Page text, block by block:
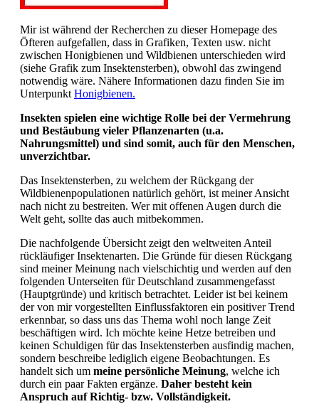
Mir ist während der Recherchen zu dieser Homepage des
Öfteren aufgefallen, dass in Grafiken, Texten usw. nicht
zwischen Honigbienen und Wildbienen unterschieden wird
(siehe Grafik zum Insektensterben), obwohl das zwingend
notwendig wäre. Nähere Informationen dazu finden Sie im
Unterpunkt Honigbienen.
Insekten spielen eine wichtige Rolle bei der Vermehrung
und Bestäubung vieler Pflanzenarten (u.a.
Nahrungsmittel) und sind somit, auch für den Menschen,
unverzichtbar.
Das Insektensterben, zu welchem der Rückgang der
Wildbienenpopulationen natürlich gehört, ist meiner Ansicht
nach nicht zu bestreiten. Wer mit offenen Augen durch die
Welt geht, sollte das auch mitbekommen.
Die nachfolgende Übersicht zeigt den weltweiten Anteil
rückläufiger Insektenarten. Die Gründe für diesen Rückgang
sind meiner Meinung nach vielschichtig und werden auf den
folgenden Unterseiten für Deutschland zusammengefasst
(Hauptgründe) und kritisch betrachtet. Leider ist bei keinem
der von mir vorgestellten Einflussfaktoren ein positiver Trend
erkennbar, so dass uns das Thema wohl noch lange Zeit
beschäftigen wird. Ich möchte keine Hetze betreiben und
keinen Schuldigen für das Insektensterben ausfindig machen,
sondern beschreibe lediglich eigene Beobachtungen. Es
handelt sich um meine persönliche Meinung, welche ich
durch ein paar Fakten ergänze. Daher besteht kein
Anspruch auf Richtig- bzw. Vollständigkeit.